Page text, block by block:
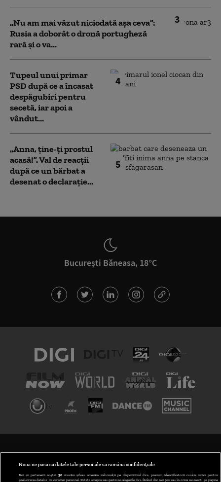
3
„Nu am mai văzut niciodată așa ceva”:
Rusia a doborât o dronă portugheză
rară și o va...
4
Tupeul unui primar
PSD după ce a încasat
despăgubiri pentru
secetă, iar apoi a
vândut...
5
„Anna, ţine-ţi prostul
acasă!”. Val de reacții
după ce un bărbat a
desenat o declarație...
București Băneasa, 18°C
Nouă ne pasă ca datele tale personale să rămână confidențiale
Noi și partenerii noștri 30stocăm și/sau accesăm informații pe dispozitivul dvs., precum identificatorii cookie unici pentru
prelucrarea datelor cu caracter personal. Puteți accepta sau gestiona alegerile dvs. făcând clic mai jos sau în orice moment, pe pagina